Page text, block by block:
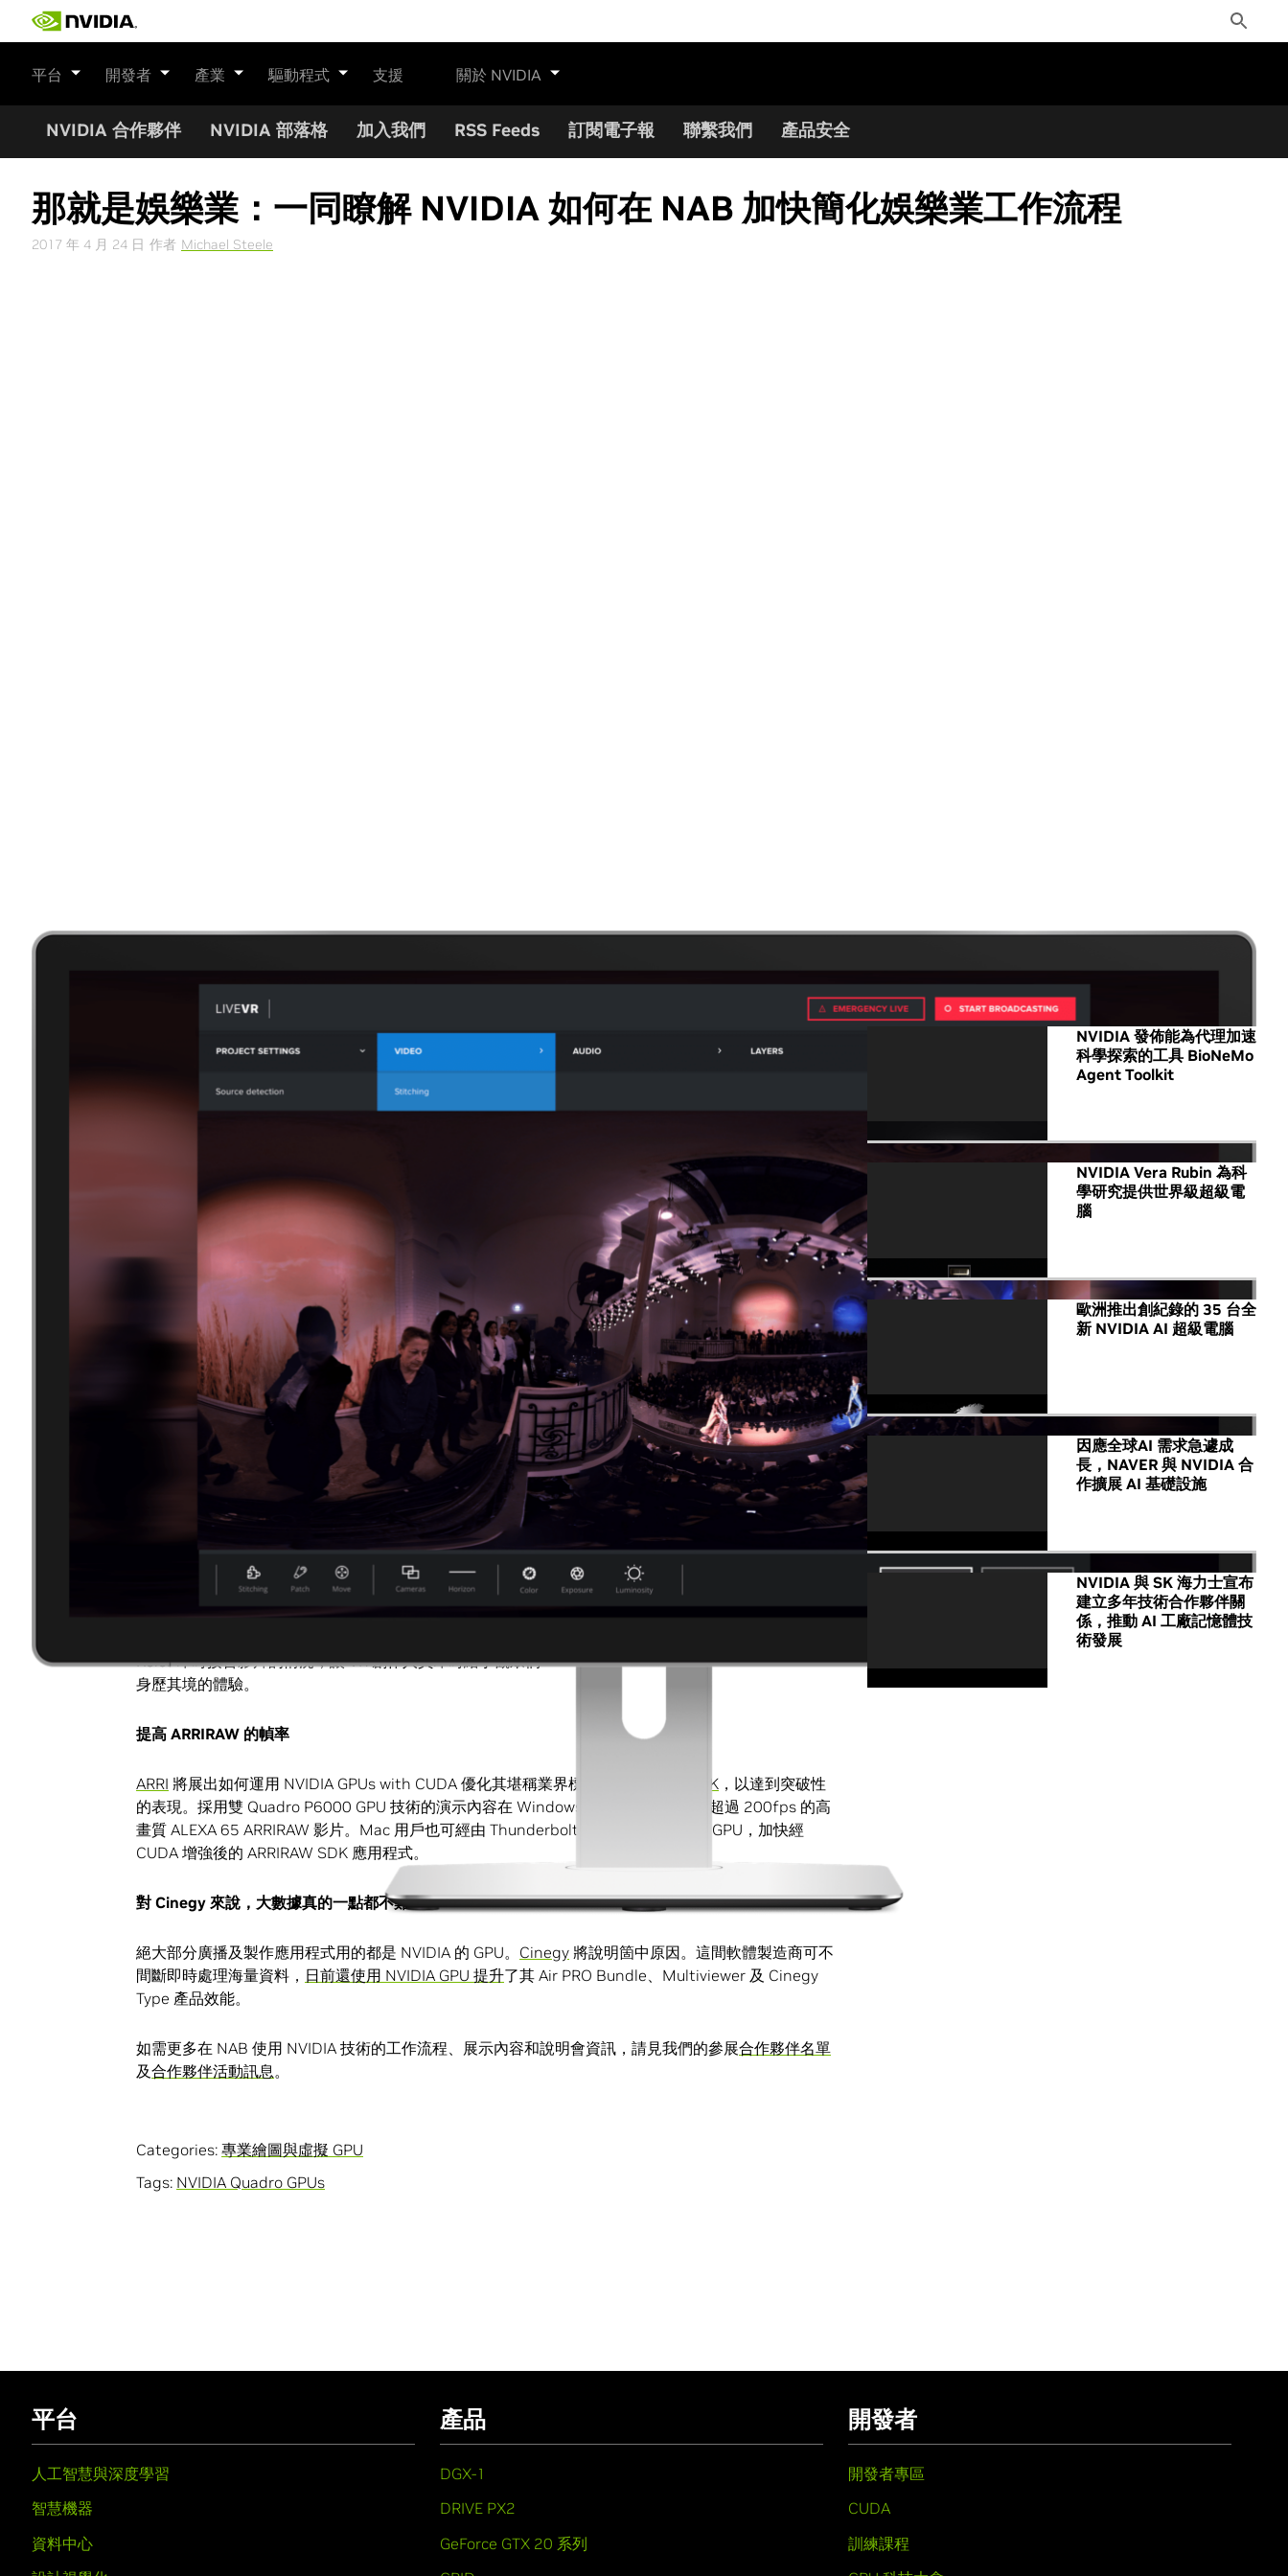
Toggle
Search
平台 開發者 產業 驅動程式 支援 關於 NVIDIA
NVIDIA 合作夥伴 NVIDIA 部落格 加入我們 RSS Feeds 訂閱電子報 聯繫我們 產品安全
那就是娛樂業：一同瞭解 NVIDIA 如何在 NAB 加快簡化娛樂業工作流程
2017 年 4 月 24 日 作者 Michael Steele
從獲得奧斯卡最佳視覺效果獎的《與森林共舞》到轉播奧運等大型運動賽事，娛樂業最先進的工作流程
都有運用 NVIDIA GPU 的身影。
GPU 加快簡化了工作流程，讓藝術家和設計師能將心力放在
「創作及合作」這兩項最重要的事情上。
4 月 22-27 日在拉斯維加斯舉行的全球最大媒體娛樂展「NAB」，有超過85家合作夥伴的演示活動皆使
用 NVIDIA GPU，在在證明了娛樂業與 NVIDIA 間的深厚關係。
更強大的 Adobe Creative Cloud
Adobe 展出領先業界的Creative Cloud影片應用程式全新GPU 加速更新內容 ：
After Effects CC使用 NVIDIA GPU 對模糊、銳化、Lumetri Color 等熱門效果立即提供回饋。
使用 GPU 加速技術提高
Premiere Pro CC
的處理速度，比單獨使用 CPU 的速度快上 30 倍。
Character Animator CC
是一套強大創新的 2D 角色動畫應用程式，能使用網路攝影機捕捉你的聲
音、動作和臉部表情，即時創造出栩栩如生的動畫角色。其自動對嘴功能利用 NVIDIA GPU 推動的深
度學習語音訓練過程。
Adobe Character Animator
GoPro 推出身歷其境的無縫 VR 畫面
GoPro將展示 NVIDIA GPUs 用在其 Kolor
Autopano Video
Kolor 即時接合影片的情況，讓 VR 創作人員即時給予觀眾們
身歷其境的體驗。
提高 ARRIRAW 的幀率
ARRI 將展出如何運用 NVIDIA GPUs with CUDA 優化其堪稱業界標準的 ARRIRAW SDK ，以達到突破性
的表現。採用雙 Quadro P6000 GPU 技術的演示內容在 Windows 作業系統上，處理超過 200fps 的高
畫質 ALEXA 65 ARRIRAW 影片。Mac 用戶也可經由 Thunderbolt-3 存取外部NVIDIA GPU，加快經
CUDA 增強後的 ARRIRAW SDK 應用程式。
對 Cinegy 來說，大數據真的一點都不難
絕大部分廣播及製作應用程式用的都是 NVIDIA 的 GPU。 Cinegy 將說明箇中原因。這間軟體製造商可不
間斷即時處理海量資料， 日前還使用 NVIDIA GPU 提升了其 Air PRO Bundle、Multiviewer 及 Cinegy
Type 產品效能。
如需更多在 NAB 使用 NVIDIA 技術的工作流程、展示內容和說明會資訊，請見我們的參展合作夥伴名單
及合作夥伴活動訊息。
Categories: 專業繪圖與虛擬 GPU
Tags: NVIDIA Quadro GPUs
All NVIDIA News
NVIDIA 發佈能為代理加速
科學探索的工具 BioNeMo
Agent Toolkit
NVIDIA Vera Rubin 為科
學研究提供世界級超級電
腦
歐洲推出創紀錄的 35 台全
新 NVIDIA AI 超級電腦
因應全球AI 需求急遽成
長，NAVER 與 NVIDIA 合
作擴展 AI 基礎設施
NVIDIA 與 SK 海力士宣布
建立多年技術合作夥伴關
係，推動 AI 工廠記憶體技
術發展
平台
人工智慧與深度學習
智慧機器
資料中心
產品
DGX-1
DRIVE PX2
GeForce GTX 20 系列
開發者
開發者專區
CUDA
訓練課程